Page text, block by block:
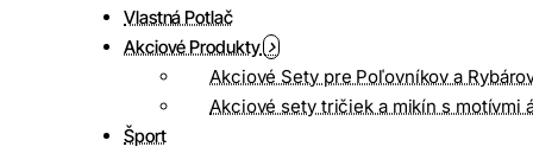
Vlastná Potlač
Akciové Produkty
Akciové Sety pre Poľovníkov a
Akciové sety tričiek a mikín s motívmi
Šport